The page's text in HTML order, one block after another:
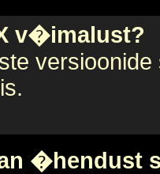
v�imalust?
�hendust